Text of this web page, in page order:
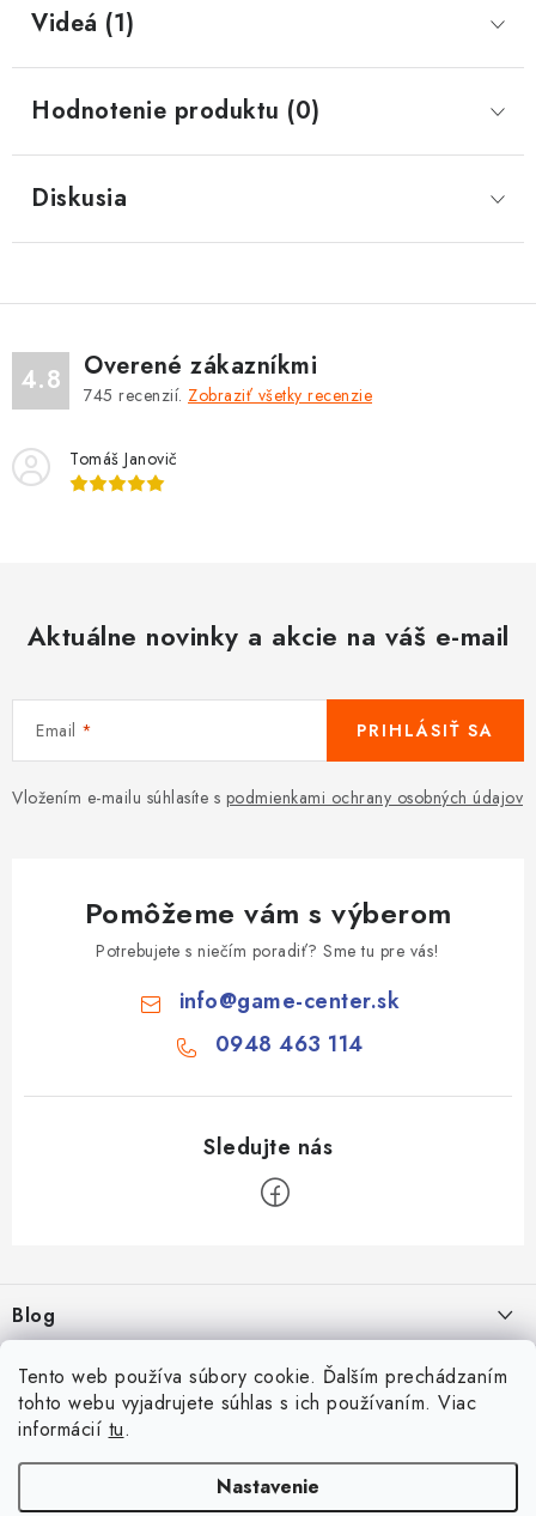
Tento web používa súbory cookie. Ďalším prechádzaním
tohto webu vyjadrujete súhlas s ich používaním. Viac
informácií tu.
Nastavenie
Videá (1)
Hodnotenie produktu (0)
Diskusia
4.8 Overené zákazníkmi
745 recenzií. Zobraziť všetky recenzie
Tomáš Janovič
Aktuálne novinky a akcie na váš e-mail
Email
Vložením e-mailu súhlasíte s podmienkami ochrany osobných údajov
PRIHLÁSIŤ SA
Pomôžeme vám s výberom
Potrebujete s niečím poradiť? Sme tu pre vás!
info@game-center.sk
0948 463 114
p
ä
Blog
Aké druhy biliardu existujú? Kompletný prehľad biliardových hier
16.4.2026
Rozmery biliardového stola
26.6.2025
Facebook
Zákaznícky účet